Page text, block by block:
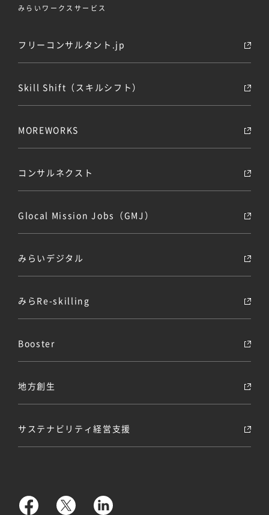
みらいワークスサービス
フリーコンサルタント.jp
Skill Shift（スキルシフト）
MOREWORKS
コンサルネクスト
Glocal Mission Jobs（GMJ）
みらいデジタル
みらRe-skilling
Booster
地方創生
サステナビリティ経営支援